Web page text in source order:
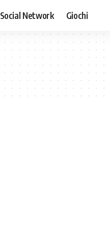
Social Network Giochi